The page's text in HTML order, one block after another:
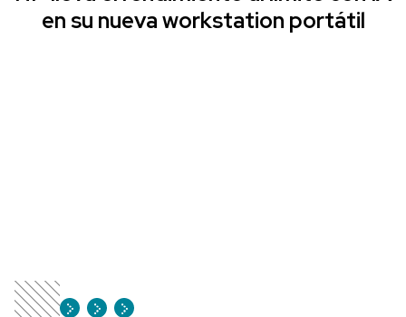
en su nueva workstation portátil